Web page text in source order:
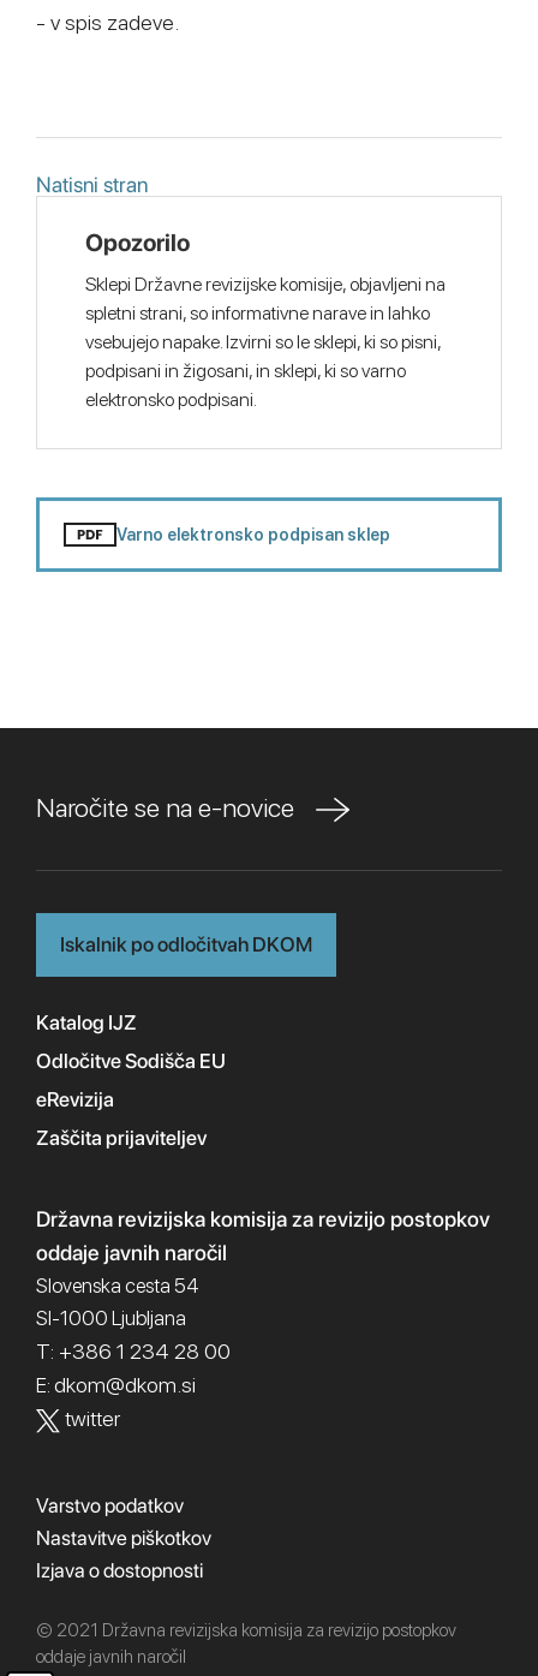
- v spis zadeve.
Natisni stran
Opozorilo
Sklepi Državne revizijske komisije, objavljeni na
spletni strani, so informativne narave in lahko
vsebujejo napake. Izvirni so le sklepi, ki so pisni,
podpisani in žigosani, in sklepi, ki so varno
elektronsko podpisani.
Varno elektronsko podpisan sklep
Naročite se na e-novice
Iskalnik po odločitvah DKOM
Katalog IJZ
Odločitve Sodišča EU
eRevizija
Zaščita prijaviteljev
Državna revizijska komisijaza revizijo postopkov
oddaje javnih naročil
Slovenska cesta 54
SI-1000 Ljubljana
T: +386 1 234 28 00
E: dkom@dkom.si
twitter
Varstvo podatkov
Nastavitve piškotkov
Izjava o dostopnosti
© 2021 Državna revizijska komisija za revizijo postopkov
oddaje javnih naročil